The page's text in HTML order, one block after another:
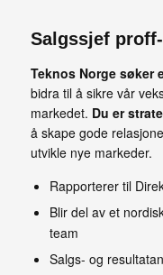
Salgssjef
Teknos Norge søker
bidra til å sikre vår
markedet. Du er
å skape gode
utvikle nye markeder.
Rapporterer til
Blir del av et
team
Salgs- og